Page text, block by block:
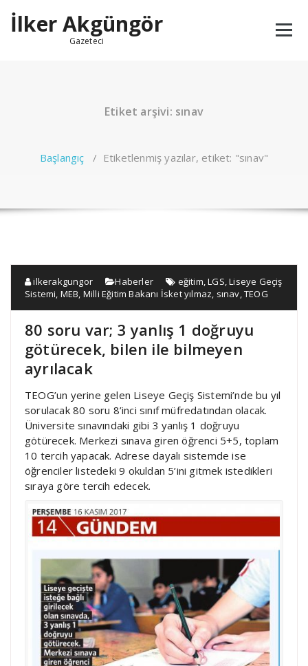
geçİlker Akgüngör
Gazeteci
Etiket arşivi: sınav
Başlangıç / Etiketlenmiş yazılar, etiket: "sınav"
ilkerakgungor Haberler eğitim,LGS,Liseye Geçiş
Sistemi, MEB, Milli Eğitim Bakanı İsket yılmaz, sınav,TEOG
80 soru var; 3 yanlış 1 doğruyu
götürecek, bilen ile bilmeyen
ayrılacak
TEOG’un yerine gelen Liseye Geçiş Sistemi’nde bu yıl
sorulacak 80 soru 8’inci sınıf müfredatından olacak.
Üniversite sınavındaki gibi 3 yanlış 1 doğruyu
götürecek. Merkezi sınava giren öğrenci 5+5, toplam
10 tercih yapacak. Adrese dayalı sistemde ise
öğrenciler listedeki 9 okuldan 5’ini gitmek istedikleri
sıraya göre tercih edecek.